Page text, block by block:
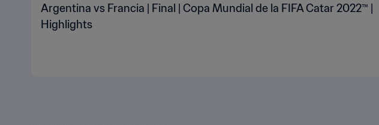
Argentina vs Francia | Final | Copa Mundial de la FIFA Catar 2022™ |
Highlights